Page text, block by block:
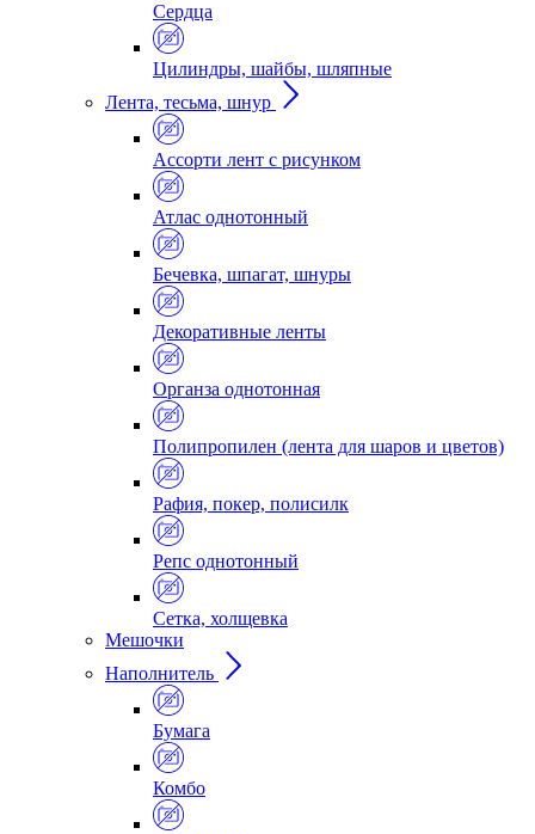
Сердца
Цилиндры, шайбы, шляпные
Лента, тесьма, шнур
Ассорти лент с рисунком
Атлас однотонный
Бечевка, шпагат, шнуры
Декоративные ленты
Органза однотонная
Полипропилен (лента для шаров и цветов)
Рафия, покер, полисилк
Репс однотонный
Сетка, холщевка
Мешочки
Наполнитель
Бумага
Комбо